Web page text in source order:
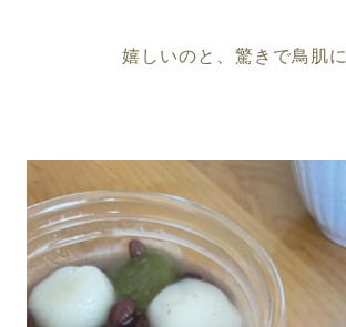
嬉しいのと、驚きで鳥肌に